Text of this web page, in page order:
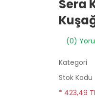
Sera
(0)
Kategori
Stok Kodu
* 423,49